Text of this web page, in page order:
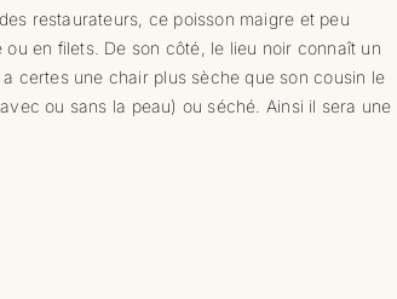
restaurateurs, ce poisson maigre et peu
en filets. De son côté, le lieu noir connaît un
certes une chair plus sèche que son cousin le
ou sans la peau) ou séché. Ainsi il sera une